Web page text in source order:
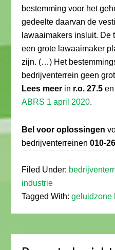
bestemming voor het
gedeelte daarvan de
lawaaimakers insluit. De
een grote lawaaimaker
zijn. (…) Het
bedrijventerrein geen
Lees meer in r.o. 27.5
ABRS 1 april 2020.
Bel voor oplossingen
bedrijventerreinen010-
Filed Under:
industrie
Tagged With:geluidzone